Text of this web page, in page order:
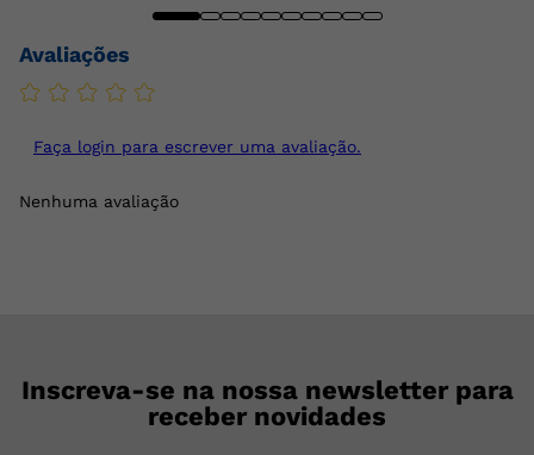
Avaliações
Faça login para escrever uma avaliação.
Nenhuma avaliação
Inscreva-se na nossa newsletter para
receber novidades